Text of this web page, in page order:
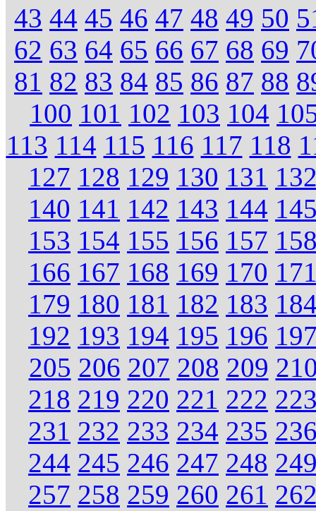
43 44 45 46 47 48 49 50
62 63 64 65 66 67 68 69
81 82 83 84 85 86 87 88
100 101 102 103 104
113 114 115 116 117 118
127 128 129 130 131
140 141 142 143 144
153 154 155 156 157
166 167 168 169 170
179 180 181 182 183
192 193 194 195 196
205 206 207 208 209
218 219 220 221 222
231 232 233 234 235
244 245 246 247 248
257 258 259 260 261